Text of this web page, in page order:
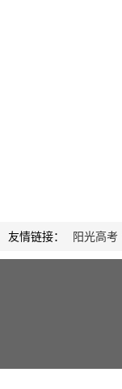
友情链接： 阳光高考